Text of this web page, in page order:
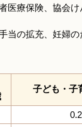
医療保険、協会
の拡充、妊婦
子ども・子